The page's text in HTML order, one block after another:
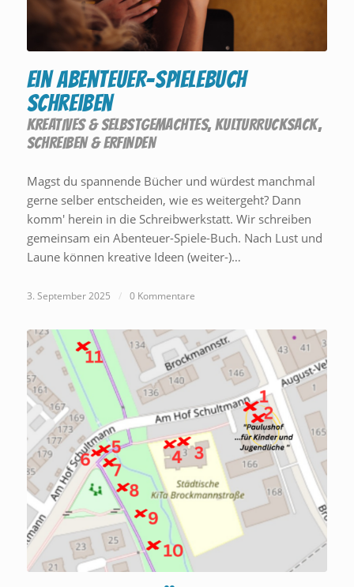
Ein Abenteuer-Spielebuch
schreiben
KREATIVES & SELBSTGEMACHTES, KULTURRUCKSACK,
SCHREIBEN & ERFINDEN
Magst du spannende Bücher und würdest manchmal
gerne selber entscheiden, wie es weitergeht? Dann
komm' herein in die Schreibwerkstatt. Wir schreiben
gemeinsam ein Abenteuer-Spiele-Buch. Nach Lust und
Laune können kreative Ideen (weiter-)…
3. September 2025 / 0 Kommentare